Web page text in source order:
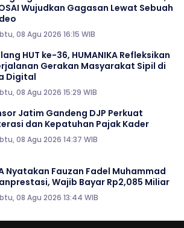
Wujudkan Gagasan Lewat Sebuah
08 Agu 2026 16:15 WIB
HUT ke-36, HUMANIKA Refleksikan
Gerakan Masyarakat Sipil di
Digital
08 Agu 2026 15:29 WIB
Jatim Gandeng DJP Perkuat
dan Kepatuhan Pajak Kader
08 Agu 2026 14:37 WIB
Nyatakan Fauzan Fadel Muhammad
Wajib Bayar Rp2,085 Miliar
08 Agu 2026 13:44 WIB